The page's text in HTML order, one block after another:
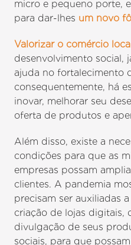
micro e pequeno porte,
para dar-lhes um novo
Valorizar o comércio local
desenvolvimento social,
ajuda no fortalecimento
consequentemente, há
inovar, melhorar seu
oferta de produtos e
Além disso, existe a
condições para que as
empresas possam
clientes. A pandemia
precisam ser auxiliadas
criação de lojas digitais,
divulgação de seus
sociais, para que